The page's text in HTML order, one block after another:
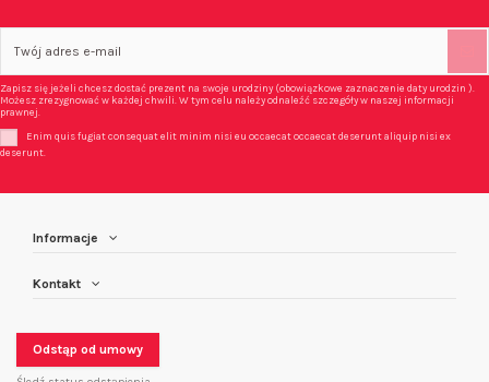
Zapisz się jeżeli chcesz dostać prezent na swoje urodziny (obowiązkowe zaznaczenie daty urodzin ).
Możesz zrezygnować w każdej chwili. W tym celu należy odnaleźć szczegóły w naszej informacji
prawnej.
Enim quis fugiat consequat elit minim nisi eu occaecat occaecat deserunt aliquip nisi ex
deserunt.
Informacje
Kontakt
Odstąp od umowy